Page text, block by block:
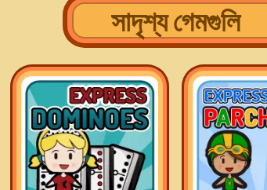
সাদৃশ্য গেমগুলি